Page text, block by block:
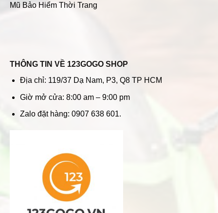
Mũ Bảo Hiểm Thời Trang
THÔNG TIN VỀ 123GOGO SHOP
Địa chỉ: 119/37 Dạ Nam, P3, Q8 TP HCM
Giờ mở cửa: 8:00 am – 9:00 pm
Zalo đặt hàng: 0907 638 601.